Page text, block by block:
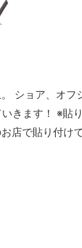
ショア、オフ
きます！ ※貼
店で貼り付けて